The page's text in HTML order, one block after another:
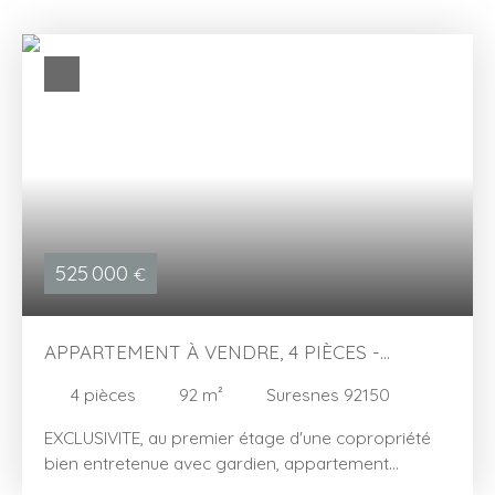
525 000 €
APPARTEMENT À VENDRE, 4 PIÈCES -
4 pièces 92 m²
Suresnes 92150
EXCLUSIVITE, au premier étage d'une copropriété
bien entretenue avec gardien, appartement